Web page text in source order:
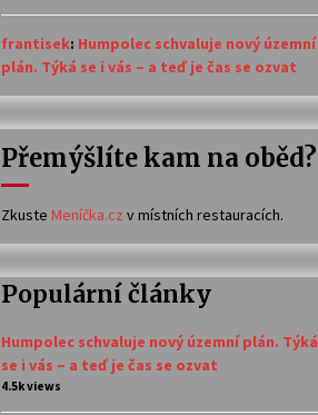
frantisek: Humpolec schvaluje nový územní
plán. Týká se i vás – a teď je čas se ozvat
Přemýšlíte kam na oběd?
Zkuste Meníčka.cz v místních restauracích.
Populární články
Humpolec schvaluje nový územní plán. Týká
se i vás – a teď je čas se ozvat
4.5k views